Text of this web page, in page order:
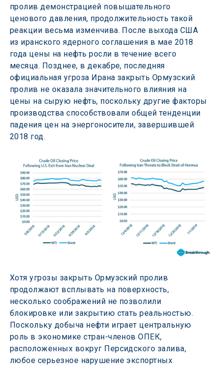
пролив демонстрацией повышательного
ценового давления, продолжительность такой
реакции весьма изменчива. После выхода США
из иранского ядерного соглашения в мае 2018
года цены на нефть росли в течение всего
месяца. Позднее, в декабре, последняя
официальная угроза Ирана закрыть Ормузский
пролив не оказала значительного влияния на
цены на сырую нефть, поскольку другие факторы
производства способствовали общей тенденции
падения цен на энергоносители, завершившей
2018 год.
Хотя угрозы закрыть Ормузский пролив
продолжают всплывать на поверхность,
несколько соображений не позволили
блокировке или закрытию стать реальностью.
Поскольку добыча нефти играет центральную
роль в экономике стран-членов ОПЕК,
расположенных вокруг Персидского залива,
любое серьезное нарушение экспортных